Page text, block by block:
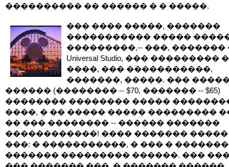
���������� �� ������ � � �����.
��� ���� �����, �������
����������� �����
���������,-- ���, �������
Universal Studio, ��� ���������
����, ��� �����������,
�������, �����. ���
������ (�������� -- $70, ������� -- $65)
�������� �������� �����
����, � �� ����� ����� ���������
�� ��� �������� -- ������ �������
������������! ���� �������
���: � �����������, � ��� �
������� ��������� ������. ���